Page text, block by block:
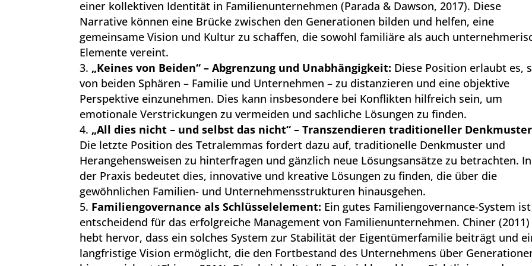
einer kollektiven Identität in Familienunternehmen (Parada & Dawson, 2017). Diese
Narrative können eine Brücke zwischen den Generationen bilden und helfen, eine
gemeinsame Vision und Kultur zu schaffen, die sowohl familiäre als auch
Elemente vereint.
„Keines von Beiden“ – Abgrenzung und Unabhängigkeit: Diese Position erlaubt es,
von beiden Sphären – Familie und Unternehmen – zu distanzieren und eine objektive
Perspektive einzunehmen. Dies kann insbesondere bei Konflikten hilfreich sein, um
emotionale Verstrickungen zu vermeiden und sachliche Lösungen zu finden.
„All dies nicht – und selbst das nicht“ – Transzendieren traditioneller
Die letzte Position des Tetralemmas fordert dazu auf, traditionelle Denkmuster und
Herangehensweisen zu hinterfragen und gänzlich neue Lösungsansätze zu betrachten. In
der Praxis bedeutet dies, innovative und kreative Lösungen zu finden, die über die
gewöhnlichen Familien- und Unternehmensstrukturen hinausgehen.
Familiengovernance als Schlüsselelement: Ein gutes Familiengovernance-System ist
entscheidend für das erfolgreiche Management von Familienunternehmen. Chiner (2011)
hebt hervor, dass ein solches System zur Stabilität der Eigentümerfamilie beiträgt und
langfristige Vision ermöglicht, die den Fortbestand des Unternehmens über